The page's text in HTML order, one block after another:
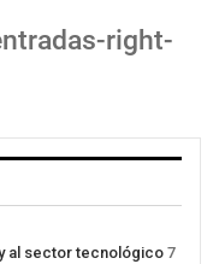
right-
al sector tecnológico 7